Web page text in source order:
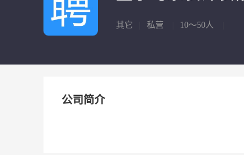
其它 私营 10～50人
公司简介